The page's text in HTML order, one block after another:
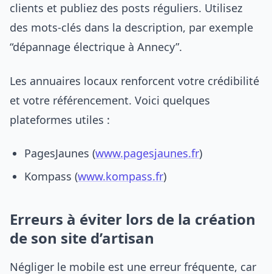
clients et publiez des posts réguliers. Utilisez
des mots-clés dans la description, par exemple
“dépannage électrique à Annecy”.
Les annuaires locaux renforcent votre crédibilité
et votre référencement. Voici quelques
plateformes utiles :
PagesJaunes (www.pagesjaunes.fr)
Kompass (www.kompass.fr)
Erreurs à éviter lors de la création
de son site d’artisan
Négliger le mobile est une erreur fréquente, car